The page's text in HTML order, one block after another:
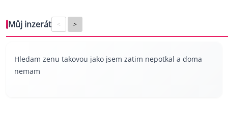
Můj inzerát < >
Hledam zenu takovou jako jsem zatim nepotkal a doma
nemam